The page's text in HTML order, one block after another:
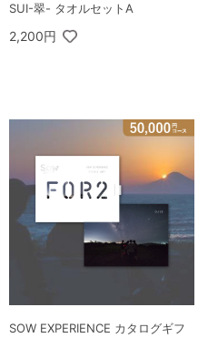
SUI-翠- タオルセットA
2,200円
SOW EXPERIENCE カタログギフ